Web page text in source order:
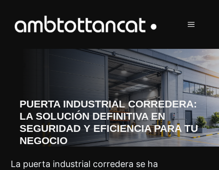
contenido
MENÚ
PUERTA INDUSTRIAL CORREDERA:
LA SOLUCIÓN DEFINITIVA EN
SEGURIDAD Y EFICIENCIA PARA TU
NEGOCIO
La puerta industrial corredera se ha